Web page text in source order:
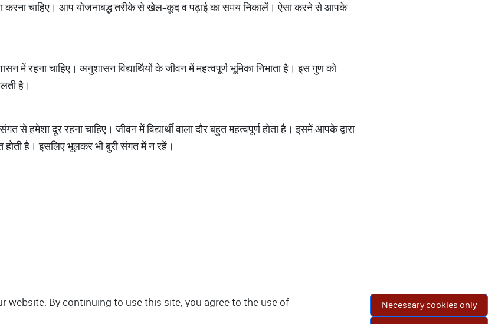
पूरा करना चाहिए। आप योजनाबद्ध तरीके से खेल-कूद व पढ़ाई का समय निकालें। ऐसा करने से आपके
में रहना चाहिए। अनुशासन विद्यार्थियों के जीवन में महत्वपूर्ण भूमिका निभाता है। इस गुण को
है।
से हमेशा दूर रहना चाहिए। जीवन में विद्यार्थी वाला दौर बहुत महत्वपूर्ण होता है। इसमें आपके द्वारा
है। इसलिए भूलकर भी बुरी संगत में न रहें।
website. By continuing to use this site, you agree to the use of
Necessary cookies only